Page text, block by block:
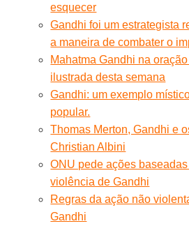
esquecer
Gandhi foi um estrategista
a maneira de combater o
Mahatma Gandhi na
ilustrada desta semana
Gandhi: um exemplo
popular.
Thomas Merton, Gandhi e
Christian Albini
ONU pede ações
violência de Gandhi
Regras da ação não
Gandhi